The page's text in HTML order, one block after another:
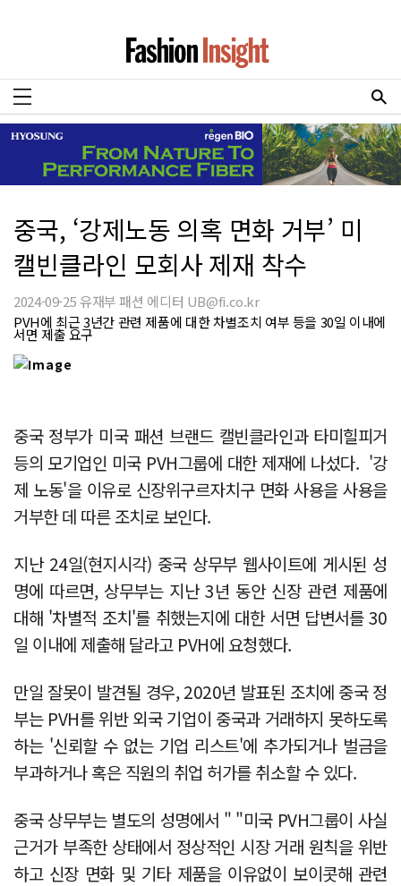
중국, ‘강제노동 의혹 면화 거부’ 미
캘빈클라인 모회사 제재 착수
2024-09-25 유재부 패션 에디터 UB@fi.co.kr
PVH에 최근 3년간 관련 제품에 대한 차별조치 여부 등을 30일 이내에
서면 제출 요구
중국 정부가 미국 패션 브랜드 캘빈클라인과 타미힐피거
등의 모기업인 미국 PVH그룹에 대한 제재에 나섰다. '강
제 노동'을 이유로 신장위구르자치구 면화 사용을 사용을
거부한 데 따른 조치로 보인다.
지난 24일(현지시각) 중국 상무부 웹사이트에 게시된 성
명에 따르면, 상무부는 지난 3년 동안 신장 관련 제품에
대해 '차별적 조치'를 취했는지에 대한 서면 답변서를 30
일 이내에 제출해 달라고 PVH에 요청했다.
만일 잘못이 발견될 경우, 2020년 발표된 조치에 중국 정
부는 PVH를 위반 외국 기업이 중국과 거래하지 못하도록
하는 '신뢰할 수 없는 기업 리스트'에 추가되거나 벌금을
부과하거나 혹은 직원의 취업 허가를 취소할 수 있다.
중국 상무부는 별도의 성명에서 " "미국 PVH그룹이 사실
근거가 부족한 상태에서 정상적인 시장 거래 원칙을 위반
하고 신장 면화 및 기타 제품을 이유없이 보이콧해 관련